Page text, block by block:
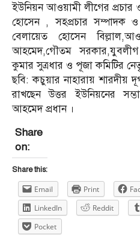
ইউনিয়ন আওয়ামী লীগের
হোসেন , সহপ্রচার সম্পাদক ও
বেলায়েত হোসেন
আহমেদ,গৌতম
কুমার সুত্রধার ও পূজা কমিটির
ছবি: কচুয়ার নাহারায় শারদীয়
রাখছেন উত্তর ইউনিয়নের
আহমেদ প্রধান ।
Share
on:
Share this:
Email Print
LinkedIn
Reddit
Pocket